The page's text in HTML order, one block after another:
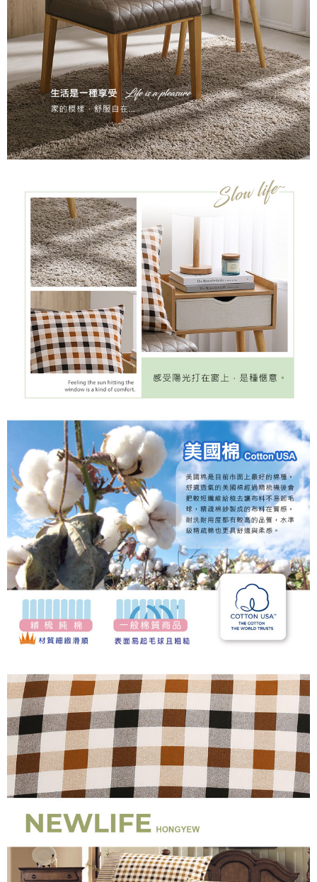
請求用戶進行身份認證。
５．嚴禁一人註冊多個帳號或使用他人資訊註冊。若發現惡意使用之情形，
恩沛科技股份有限公司將有權停止該用戶之使用額度並採取法律行動。